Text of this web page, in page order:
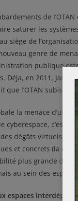
de
saturer les
siège de
genre de
publique
Déja, en 2011,
que l’OTAN
la menace d’une
cyberespace, c’est-
dégâts virtuels
et concrets (la
plus grande d’un
au sein des
espaces